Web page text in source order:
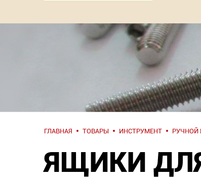
ГЛАВНАЯ ТОВАРЫ ИНСТРУМЕНТ РУЧНОЙ
ЯЩИКИ